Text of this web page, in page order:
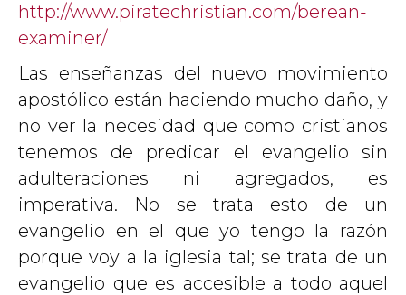
http://www.piratechristian.com/berean-
examiner/
Las enseñanzas del nuevo movimiento
apostólico están haciendo mucho daño, y
no ver la necesidad que como cristianos
tenemos de predicar el evangelio sin
adulteraciones ni agregados, es
imperativa. No se trata esto de un
evangelio en el que yo tengo la razón
porque voy a la iglesia tal; se trata de un
evangelio que es accesible a todo aquel